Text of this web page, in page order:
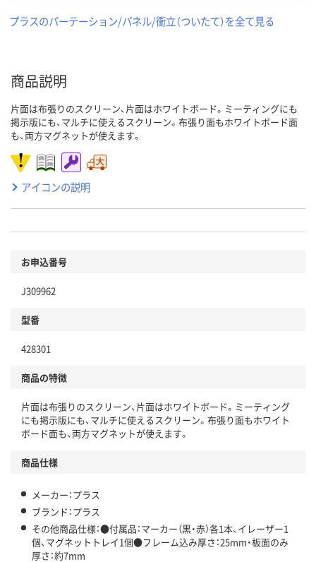
プラスのパーテーション/パネル/衝立（ついたて）を全て見る
商品説明
片面は布張りのスクリーン、片面はホワイトボード。ミーティングにも
掲示版にも、マルチに使えるスクリーン。布張り面もホワイトボード面
も、両方マグネットが使えます。
アイコンの説明
お申込番号
J309962
型番
428301
商品の特徴
片面は布張りのスクリーン、片面はホワイトボード。ミーティング
にも掲示版にも、マルチに使えるスクリーン。布張り面もホワイト
ボード面も、両方マグネットが使えます。
商品仕様
メーカー：プラス
ブランド：プラス
その他商品仕様：●付属品：マーカー（黒・赤）各1本、イレーザー1
個、マグネットトレイ1個●フレーム込み厚さ：25mm・板面のみ
厚さ：約7mm